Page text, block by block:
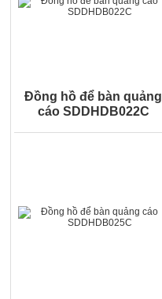
Đồng hồ để bàn quảng
cáo SDDHDB022C